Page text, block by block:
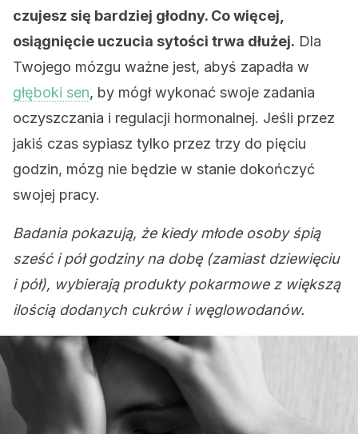
czujesz się bardziej głodny. Co więcej,
osiągnięcie uczucia sytości trwa dłużej. Dla
Twojego mózgu ważne jest, abyś zapadła w
głęboki sen, by mógł wykonać swoje zadania
oczyszczania i regulacji hormonalnej. Jeśli przez
jakiś czas sypiasz tylko przez trzy do pięciu
godzin, mózg nie będzie w stanie dokończyć
swojej pracy.
Badania pokazują, że kiedy młode osoby śpią
sześć i pół godziny na dobę (zamiast dziewięciu
i pół), wybierają produkty pokarmowe z większą
ilością dodanych cukrów i węglowodanów.